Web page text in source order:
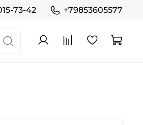
73-42 +79853605577